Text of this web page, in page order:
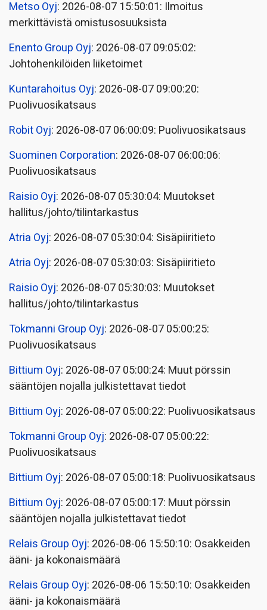
Metso Oyj: 2026-08-07 15:50:01: Ilmoitus
merkittävistä omistusosuuksista
Enento Group Oyj: 2026-08-07 09:05:02:
Johtohenkilöiden liiketoimet
Kuntarahoitus Oyj: 2026-08-07 09:00:20:
Puolivuosikatsaus
Robit Oyj: 2026-08-07 06:00:09: Puolivuosikatsaus
Suominen Corporation: 2026-08-07 06:00:06:
Puolivuosikatsaus
Raisio Oyj: 2026-08-07 05:30:04: Muutokset
hallitus/johto/tilintarkastus
Atria Oyj: 2026-08-07 05:30:04: Sisäpiiritieto
Atria Oyj: 2026-08-07 05:30:03: Sisäpiiritieto
Raisio Oyj: 2026-08-07 05:30:03: Muutokset
hallitus/johto/tilintarkastus
Tokmanni Group Oyj: 2026-08-07 05:00:25:
Puolivuosikatsaus
Bittium Oyj: 2026-08-07 05:00:24: Muut pörssin
sääntöjen nojalla julkistettavat tiedot
Bittium Oyj: 2026-08-07 05:00:22: Puolivuosikatsaus
Tokmanni Group Oyj: 2026-08-07 05:00:22:
Puolivuosikatsaus
Bittium Oyj: 2026-08-07 05:00:18: Puolivuosikatsaus
Bittium Oyj: 2026-08-07 05:00:17: Muut pörssin
sääntöjen nojalla julkistettavat tiedot
Relais Group Oyj: 2026-08-06 15:50:10: Osakkeiden
ääni- ja kokonaismäärä
Relais Group Oyj: 2026-08-06 15:50:10: Osakkeiden
ääni- ja kokonaismäärä